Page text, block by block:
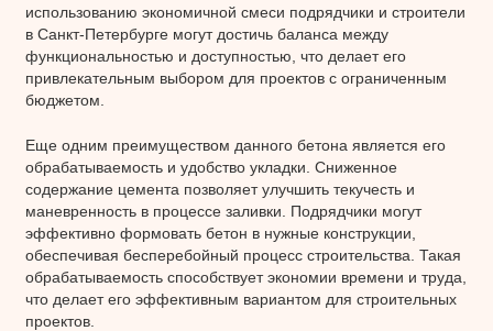
использованию экономичной смеси подрядчики и строители
в Санкт-Петербурге могут достичь баланса между
функциональностью и доступностью, что делает его
привлекательным выбором для проектов с ограниченным
бюджетом.
Еще одним преимуществом данного бетона является его
обрабатываемость и удобство укладки. Сниженное
содержание цемента позволяет улучшить текучесть и
маневренность в процессе заливки. Подрядчики могут
эффективно формовать бетон в нужные конструкции,
обеспечивая бесперебойный процесс строительства. Такая
обрабатываемость способствует экономии времени и труда,
что делает его эффективным вариантом для строительных
проектов.